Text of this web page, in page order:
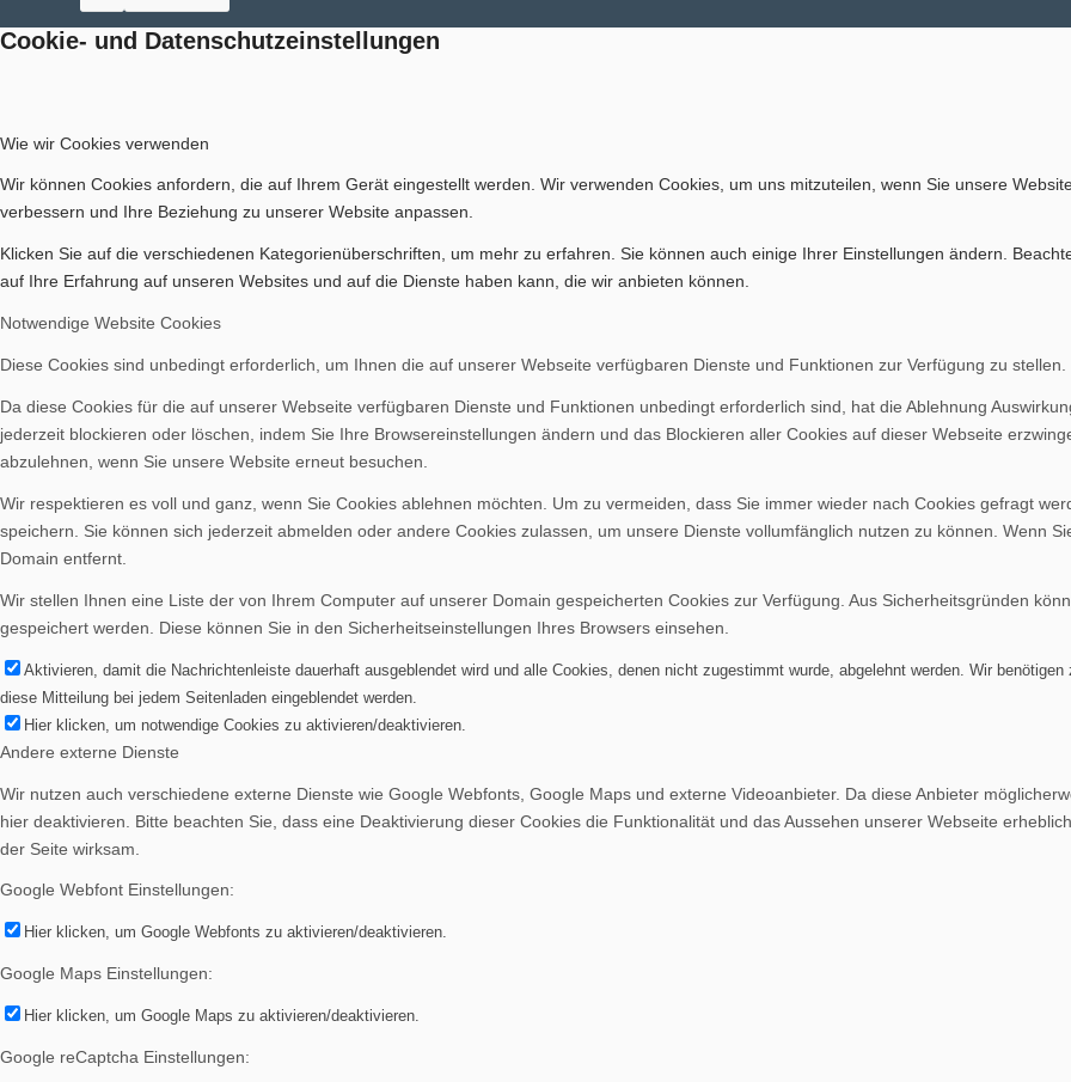
Berichte
Downloads
Cookie- und Datenschutzeinstellungen
Wie wir Cookies verwenden
Wir können Cookies anfordern, die auf Ihrem Gerät eingestellt werden. Wir verwenden Cookies, um uns mitzuteilen, wenn Sie unsere
verbessern und Ihre Beziehung zu unserer Website anpassen.
Klicken Sie auf die verschiedenen Kategorienüberschriften, um mehr zu erfahren. Sie können auch einige Ihrer Einstellungen ändern.
auf Ihre Erfahrung auf unseren Websites und auf die Dienste haben kann, die wir anbieten können.
Notwendige Website Cookies
Diese Cookies sind unbedingt erforderlich, um Ihnen die auf unserer Webseite verfügbaren Dienste und Funktionen zur Verfügung zu stellen.
Da diese Cookies für die auf unserer Webseite verfügbaren Dienste und Funktionen unbedingt erforderlich sind, hat die Ablehnung
jederzeit blockieren oder löschen, indem Sie Ihre Browsereinstellungen ändern und das Blockieren aller Cookies auf dieser Webseite
abzulehnen, wenn Sie unsere Website erneut besuchen.
Wir respektieren es voll und ganz, wenn Sie Cookies ablehnen möchten. Um zu vermeiden, dass Sie immer wieder nach Cookies gefragt
speichern. Sie können sich jederzeit abmelden oder andere Cookies zulassen, um unsere Dienste vollumfänglich nutzen zu können. Wenn
Domain entfernt.
Wir stellen Ihnen eine Liste der von Ihrem Computer auf unserer Domain gespeicherten Cookies zur Verfügung. Aus Sicherheitsgründen
gespeichert werden. Diese können Sie in den Sicherheitseinstellungen Ihres Browsers einsehen.
Aktivieren, damit die Nachrichtenleiste dauerhaft ausgeblendet wird und alle Cookies, denen nicht zugestimmt wurde, abgelehnt werden. Wir
diese Mitteilung bei jedem Seitenladen eingeblendet werden.
Hier klicken, um notwendige Cookies zu aktivieren/deaktivieren.
Andere externe Dienste
Wir nutzen auch verschiedene externe Dienste wie Google Webfonts, Google Maps und externe Videoanbieter. Da diese Anbieter
hier deaktivieren. Bitte beachten Sie, dass eine Deaktivierung dieser Cookies die Funktionalität und das Aussehen unserer Webseite
der Seite wirksam.
Google Webfont Einstellungen:
Hier klicken, um Google Webfonts zu aktivieren/deaktivieren.
Google Maps Einstellungen:
Hier klicken, um Google Maps zu aktivieren/deaktivieren.
Google reCaptcha Einstellungen: